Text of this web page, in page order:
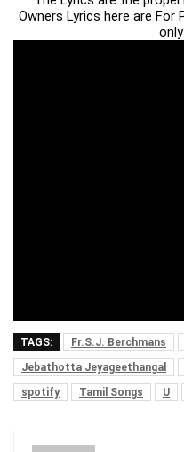
Owners Lyrics here are For
TAGS: Fr.S.J. Berchmans
Jebathotta Jeyageethangal
spotify
Tamil Songs U